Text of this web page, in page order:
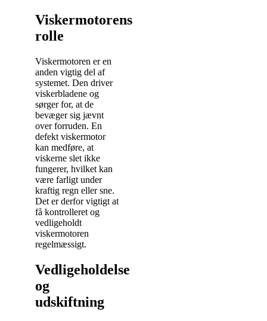
Viskermotorens
rolle
Viskermotoren er en
anden vigtig del af
systemet. Den driver
viskerbladene og
sørger for, at de
bevæger sig jævnt
over forruden. En
defekt viskermotor
kan medføre, at
viskerne slet ikke
fungerer, hvilket kan
være farligt under
kraftig regn eller sne.
Det er derfor vigtigt at
få kontrolleret og
vedligeholdt
viskermotoren
regelmæssigt.
Vedligeholdelse
og
udskiftning